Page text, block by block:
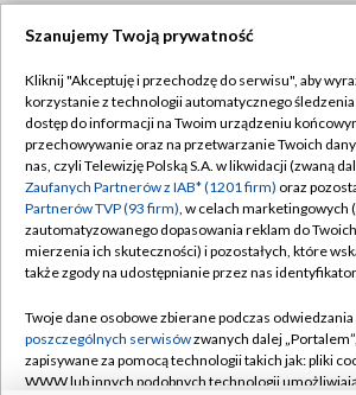
TVP
Abonament TVP
Emisja w TVP
Centrum informacji TVP
Naziemna Telewizja Cyfrowa
Rada Programowa
System NOS
Regulamin TVP
Polityka
Moje zgody
Pomoc
Kontakt
Szanujemy Twoją prywatność
Kliknij "Akceptuję i przechodzę do serwisu", aby
korzystanie z technologii automatycznego śledzenia
dostęp do informacji na Twoim urządzeniu
przechowywanie oraz na przetwarzanie Twoich
nas, czyli Telewizję Polską S.A. w likwidacji (zwaną
Zaufanych Partnerów z IAB* (1201 firm) oraz
Partnerów TVP (93 firm), w celach marketingowych
zautomatyzowanego dopasowania reklam do
mierzenia ich skuteczności) i pozostałych, które
także zgody na udostępnianie przez nas
Twoje dane osobowe zbierane podczas
poszczególnych serwisówzwanych dalej
zapisywane za pomocą technologii takich jak: pliki
WWW lub innych podobnych technologii